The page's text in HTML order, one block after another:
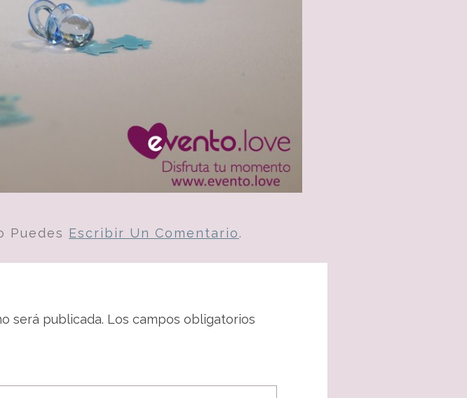
Puedes Escribir Un Comentario.
será publicada. Los campos obligatorios